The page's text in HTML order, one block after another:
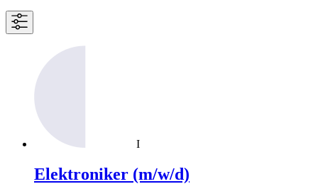
I
Elektroniker (m/w/d)